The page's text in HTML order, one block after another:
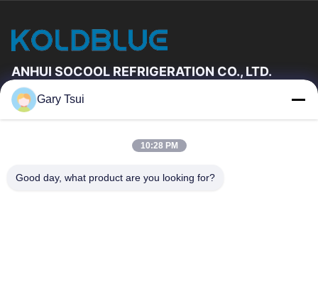
ANHUI SOCOOL REFRIGERATION CO., LTD.
Szybkie Linki
O Nas
Wycieczka Po Fabryce
Kontrola Jakości
Gary Tsui
10:28 PM
Good day, what product are you looking for?